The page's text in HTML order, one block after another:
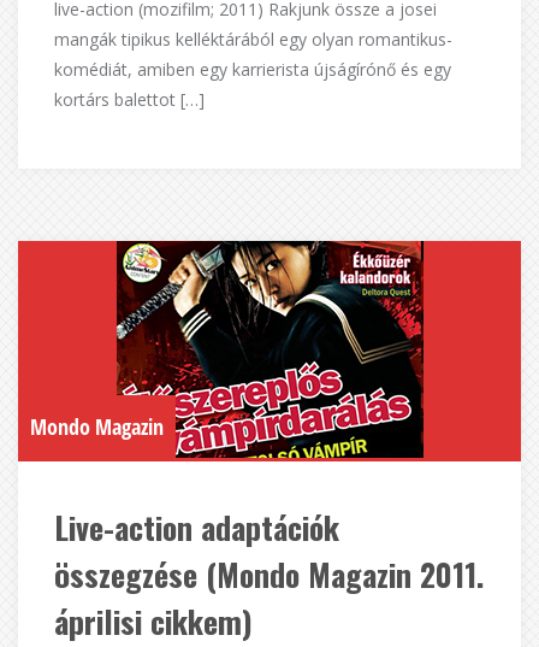
live-action (mozifilm; 2011) Rakjunk össze a josei
mangák tipikus kelléktárából egy olyan romantikus-
komédiát, amiben egy karrierista újságírónő és egy
kortárs balettot […]
Mondo Magazin
Live-action adaptációk
összegzése (Mondo Magazin 2011.
áprilisi cikkem)